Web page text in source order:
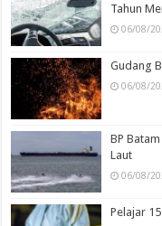
Tahun
06/08/
Gudang
06/08/
BP
Laut
06/08/
Pelajar